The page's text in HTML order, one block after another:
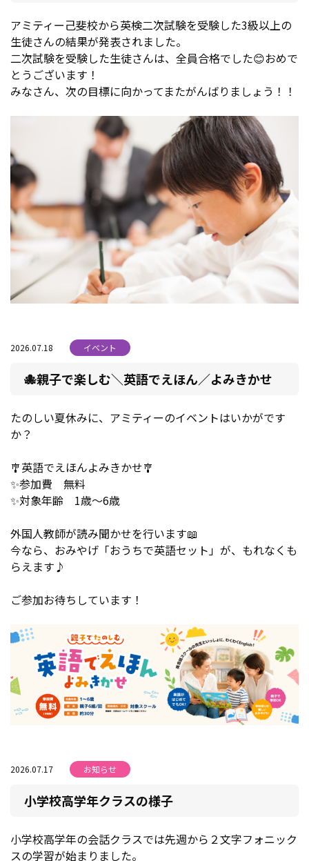
アミティー己斐校から英検二次試験を受験した3級以上の
生徒さんの結果が発表されました。
二次試験を受験した生徒さんは、全員合格でした😊おめで
とうございます！
みなさん、次の目標に向かってまたがんばりましょう！！
2026.07.18 イベント
🐙親子で楽しむ＼英語でえほん／よみきかせ
たのしい夏休みに、アミティーのイベントはいかがです
か？
🎐英語でえほんよみきかせ🎐
✨参加費 無料
✨対象年齢 1歳～6歳
外国人教師が読み聞かせを行います📖
今なら、おみやげ「おうちで英語セット」が、もれなくも
らえます♪
ご参加お待ちしています！
2026.07.17 お知らせ
小学校高学年クラスの様子
小学校高学年の会話クラスでは先週から２文字フォニック
スの学習が始まりました。